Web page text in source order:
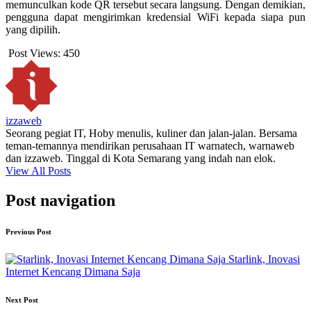
memunculkan kode QR tersebut secara langsung. Dengan demikian,
pengguna dapat mengirimkan kredensial WiFi kepada siapa pun
yang dipilih.
Post Views: 450
izzaweb
Seorang pegiat IT, Hoby menulis, kuliner dan jalan-jalan. Bersama
teman-temannya mendirikan perusahaan IT warnatech, warnaweb
dan izzaweb. Tinggal di Kota Semarang yang indah nan elok.
View All Posts
Post navigation
Previous Post
Starlink, Inovasi
Internet Kencang Dimana Saja
Next Post